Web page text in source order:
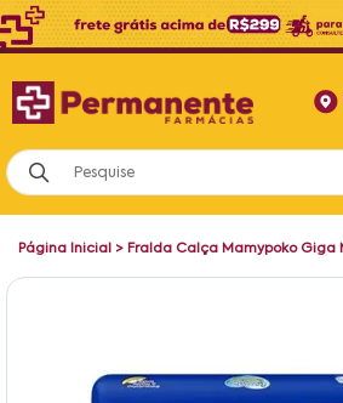
Página Inicial > Fralda Calça Mamypoko Giga